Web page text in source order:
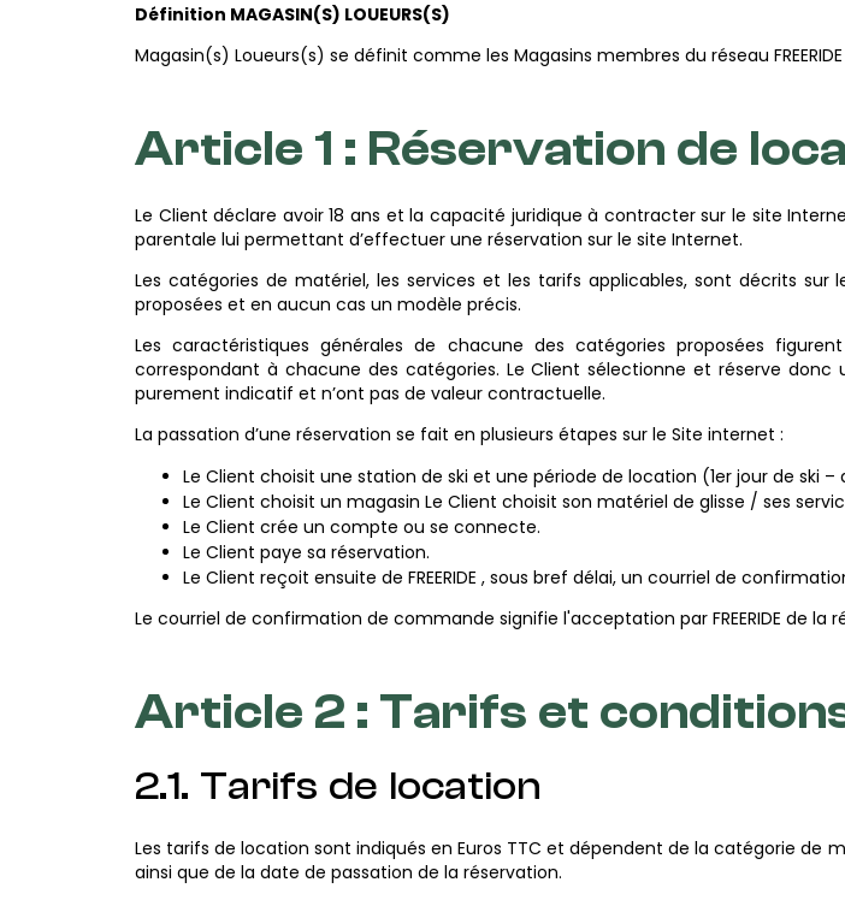
Définition MAGASIN(S) LOUEURS(S)
Magasin(s) Loueurs(s) se définit comme les Magasins membres du réseau
Article 1 : Réservation de
Le Client déclare avoir 18 ans et la capacité juridique à contracter sur le site
parentale lui permettant d’effectuer une réservation sur le site Internet.
Les catégories de matériel, les services et les tarifs applicables, sont décrits
proposées et en aucun cas un modèle précis.
Les caractéristiques générales de chacune des catégories proposées
correspondant à chacune des catégories. Le Client sélectionne et réserve
purement indicatif et n’ont pas de valeur contractuelle.
La passation d’une réservation se fait en plusieurs étapes sur le Site internet :
Le Client choisit une station de ski et une période de location (1er jour de ski –
Le Client choisit un magasin Le Client choisit son matériel de glisse / ses
Le Client crée un compte ou se connecte.
Le Client paye sa réservation.
Le Client reçoit ensuite de FREERIDE , sous bref délai, un courriel de
Le courriel de confirmation de commande signifie l'acceptation par FREERIDE de la
Article 2 : Tarifs et
2.1. Tarifs de location
Les tarifs de location sont indiqués en Euros TTC et dépendent de la catégorie de
ainsi que de la date de passation de la réservation.